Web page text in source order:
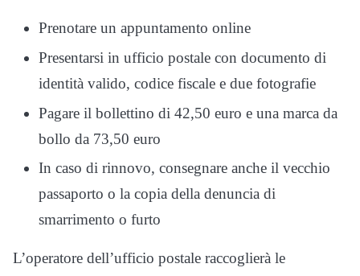
Prenotare un appuntamento online
Presentarsi in ufficio postale con documento di
identità valido, codice fiscale e due fotografie
Pagare il bollettino di 42,50 euro e una marca da
bollo da 73,50 euro
In caso di rinnovo, consegnare anche il vecchio
passaporto o la copia della denuncia di
smarrimento o furto
L’operatore dell’ufficio postale raccoglierà le